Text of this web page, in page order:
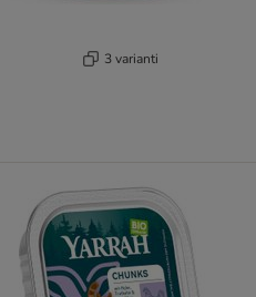
3 varianti